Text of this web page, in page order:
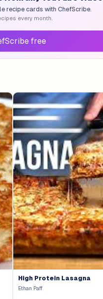
recipe cards with ChefScribe.
every month.
free
High Protein Lasagna
Ethan Paff